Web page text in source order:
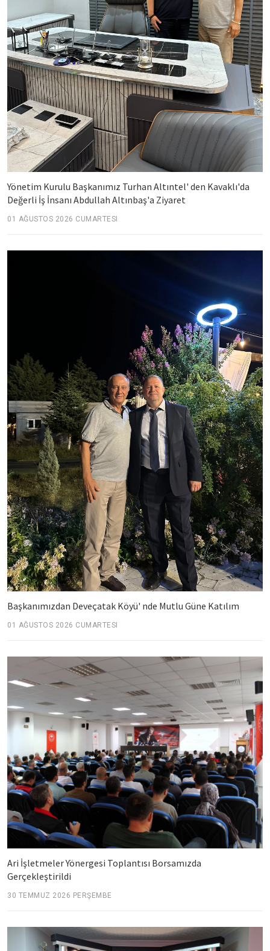
Yönetim Kurulu Başkanımız Turhan Altıntel' den Kavaklı'da
Değerli İş İnsanı Abdullah Altınbaş'a Ziyaret
01 AĞUSTOS 2026 CUMARTESI
Başkanımızdan Deveçatak Köyü' nde Mutlu Güne Katılım
01 AĞUSTOS 2026 CUMARTESI
Ari İşletmeler Yönergesi Toplantısı Borsamızda
Gerçekleştirildi
30 TEMMUZ 2026 PERŞEMBE